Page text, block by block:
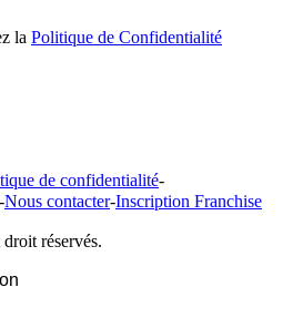
la Politique de Confidentialité
de confidentialité-
-Nous contacter-Inscription Franchise
réservés.